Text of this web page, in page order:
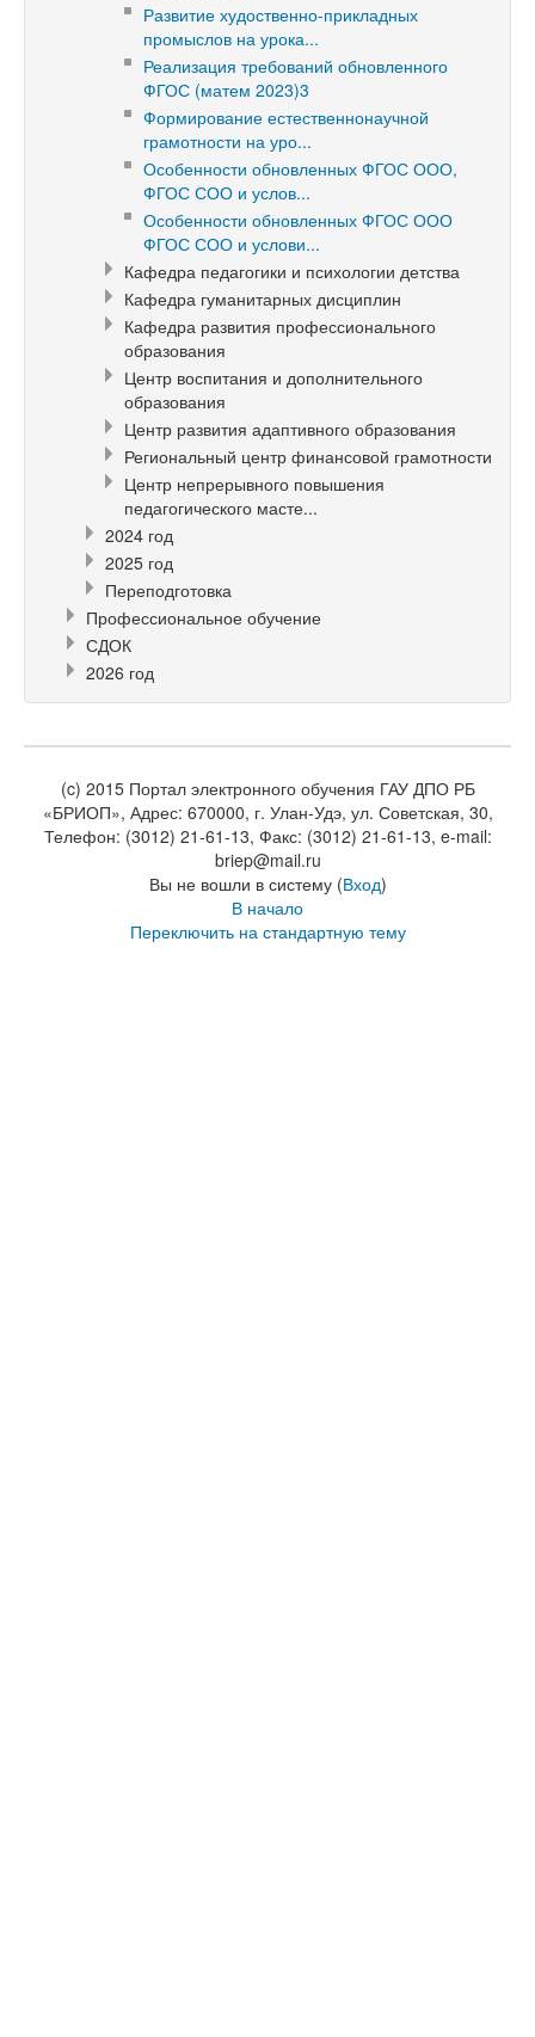
Развитие худоственно-прикладных
промыслов на урока...
Реализация требований обновленного
ФГОС (матем 2023)3
Формирование естественнонаучной
грамотности на уро...
Особенности обновленных ФГОС ООО,
ФГОС СОО и услов...
Особенности обновленных ФГОС ООО
ФГОС СОО и услови...
Кафедра педагогики и психологии детства
Кафедра гуманитарных дисциплин
Кафедра развития профессионального
образования
Центр воспитания и дополнительного
образования
Центр развития адаптивного образования
Региональный центр финансовой грамотности
Центр непрерывного повышения
педагогического масте...
2024 год
2025 год
Переподготовка
Профессиональное обучение
СДОК
2026 год
(c) 2015 Портал электронного обучения ГАУ ДПО РБ
«БРИОП», Адрес: 670000, г. Улан-Удэ, ул. Советская, 30,
Телефон: (3012) 21-61-13, Факс: (3012) 21-61-13, e-mail:
briep@mail.ru
Вы не вошли в систему (Вход)
В начало
Переключить на стандартную тему